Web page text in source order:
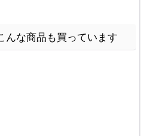
んな商品も買っています